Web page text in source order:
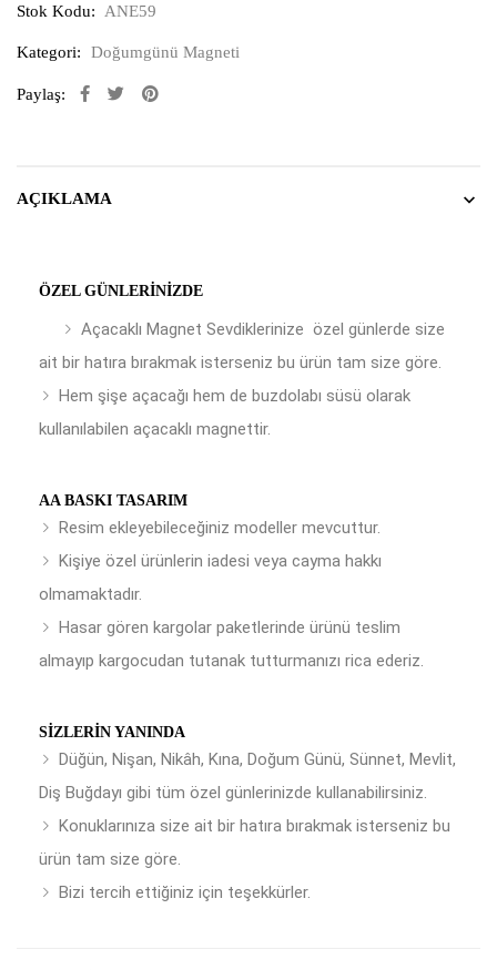
Stok Kodu: ANE59
Kategori: Doğumgünü Magneti
Paylaş:
AÇIKLAMA
ÖZEL GÜNLERINIZDE
Açacaklı Magnet Sevdiklerinize özel günlerde size
ait bir hatıra bırakmak isterseniz bu ürün tam size göre.
Hem şişe açacağı hem de buzdolabı süsü olarak
kullanılabilen açacaklı magnettir.
AA BASKI TASARIM
Resim ekleyebileceğiniz modeller mevcuttur.
Kişiye özel ürünlerin iadesi veya cayma hakkı
olmamaktadır.
Hasar gören kargolar paketlerinde ürünü teslim
almayıp kargocudan tutanak tutturmanızı rica ederiz.
SIZLERIN YANINDA
Düğün, Nişan, Nikâh, Kına, Doğum Günü, Sünnet, Mevlit,
Diş Buğdayı gibi tüm özel günlerinizde kullanabilirsiniz.
Konuklarınıza size ait bir hatıra bırakmak isterseniz bu
ürün tam size göre.
Bizi tercih ettiğiniz için teşekkürler.